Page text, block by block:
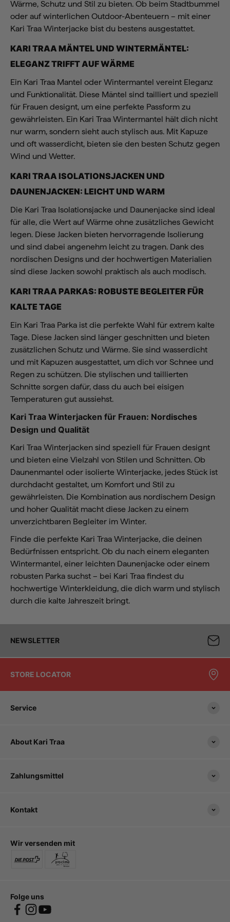
Wärme, Schutz und Stil zu bieten. Ob beim Stadtbummel
oder auf winterlichen Outdoor-Abenteuern – mit einer
Kari Traa Winterjacke bist du bestens ausgestattet.
KARI TRAA MÄNTEL UND WINTERMÄNTEL:
ELEGANZ TRIFFT AUF WÄRME
Ein Kari Traa Mantel oder Wintermantel vereint Eleganz
und Funktionalität. Diese Mäntel sind tailliert und speziell
für Frauen designt, um eine perfekte Passform zu
gewährleisten. Ein Kari Traa Wintermantel hält dich nicht
nur warm, sondern sieht auch stylisch aus. Mit Kapuze
und oft wasserdicht, bieten sie den besten Schutz gegen
Wind und Wetter.
KARI TRAA ISOLATIONSJACKEN UND
DAUNENJACKEN: LEICHT UND WARM
Die Kari Traa Isolationsjacke und Daunenjacke sind ideal
für alle, die Wert auf Wärme ohne zusätzliches Gewicht
legen. Diese Jacken bieten hervorragende Isolierung
und sind dabei angenehm leicht zu tragen. Dank des
nordischen Designs und der hochwertigen Materialien
sind diese Jacken sowohl praktisch als auch modisch.
KARI TRAA PARKAS: ROBUSTE BEGLEITER FÜR
KALTE TAGE
Ein Kari Traa Parka ist die perfekte Wahl für extrem kalte
Tage. Diese Jacken sind länger geschnitten und bieten
zusätzlichen Schutz und Wärme. Sie sind wasserdicht
und mit Kapuzen ausgestattet, um dich vor Schnee und
Regen zu schützen. Die stylischen und taillierten
Schnitte sorgen dafür, dass du auch bei eisigen
Temperaturen gut aussiehst.
Kari Traa Winterjacken für Frauen: Nordisches
Design und Qualität
Kari Traa Winterjacken sind speziell für Frauen designt
und bieten eine Vielzahl von Stilen und Schnitten. Ob
Daunenmantel oder isolierte Winterjacke, jedes Stück ist
durchdacht gestaltet, um Komfort und Stil zu
gewährleisten. Die Kombination aus nordischem Design
und hoher Qualität macht diese Jacken zu einem
unverzichtbaren Begleiter im Winter.
Finde die perfekte Kari Traa Winterjacke, die deinen
Bedürfnissen entspricht. Ob du nach einem eleganten
Wintermantel, einer leichten Daunenjacke oder einem
robusten Parka suchst – bei Kari Traa findest du
hochwertige Winterkleidung, die dich warm und stylisch
durch die kalte Jahreszeit bringt.
NEWSLETTER
STORE LOCATOR
Service
About Kari Traa
Kontakt
Folge uns
Wir versenden mit
Zahlungsmittel